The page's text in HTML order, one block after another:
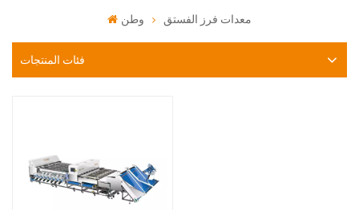
وطن معدات فرز الفستق
فئات المنتجات